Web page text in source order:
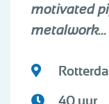
motivated
metalwork...
40 uur